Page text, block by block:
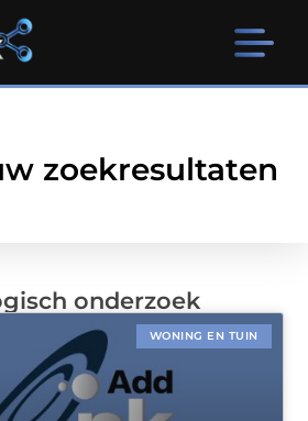
zoekresultaten
onderzoek
WONING EN TUIN